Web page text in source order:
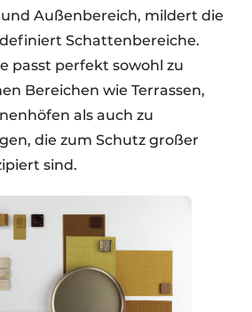
Außenbereich, mildert die
Schattenbereiche.
passt perfekt sowohl zu
Bereichen wie Terrassen,
als auch zu
die zum Schutz großer
sind.